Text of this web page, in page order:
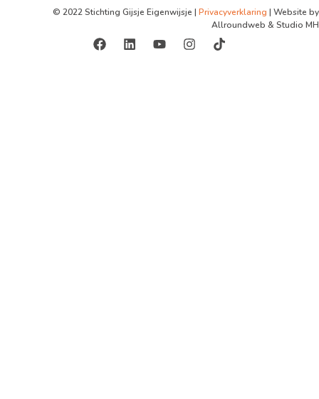
© 2022 Stichting Gijsje Eigenwijsje | Privacyverklaring | Website by
Allroundweb & Studio MH